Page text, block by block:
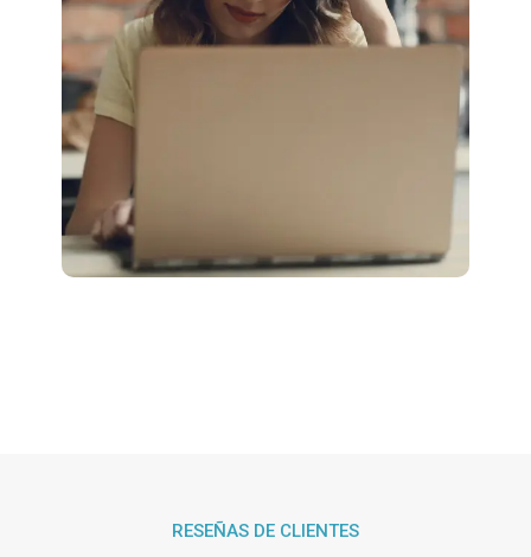
RESEÑAS DE CLIENTES